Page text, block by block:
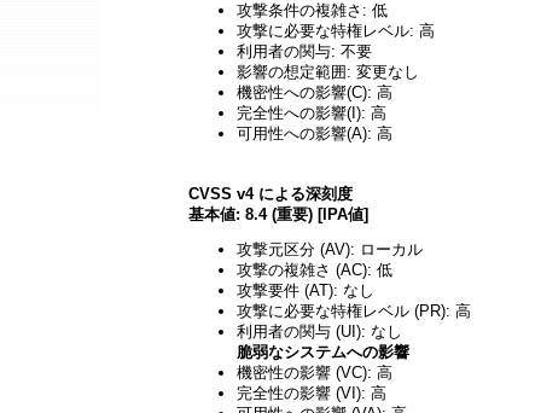
攻撃条件の複雑さ: 低
攻撃に必要な特権レベル: 高
利用者の関与: 不要
影響の想定範囲: 変更なし
機密性への影響(C): 高
完全性への影響(I): 高
可用性への影響(A): 高
CVSS v4 による深刻度
基本値: 8.4 (重要) [IPA値]
攻撃元区分 (AV): ローカル
攻撃の複雑さ (AC): 低
攻撃要件 (AT): なし
攻撃に必要な特権レベル (PR): 高
利用者の関与 (UI): なし
脆弱なシステムへの影響
機密性の影響 (VC): 高
完全性の影響 (VI): 高